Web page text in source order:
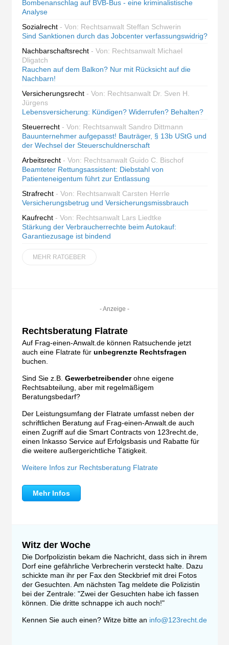
Bombenanschlag auf BVB-Bus - eine kriminalistische
Analyse
Sozialrecht - Von: Rechtsanwalt Steffan Schwerin
Sind Sanktionen durch das Jobcenter verfassungswidrig?
Nachbarschaftsrecht - Von: Rechtsanwalt Michael
Dligatch
Rauchen auf dem Balkon? Nur mit Rücksicht auf die
Nachbarn!
Versicherungsrecht - Von: Rechtsanwalt Dr. Sven H.
Jürgens
Lebensversicherung: Kündigen? Widerrufen? Behalten?
Steuerrecht - Von: Rechtsanwalt Sandro Dittmann
Bauunternehmer aufgepasst! Bauträger, § 13b UStG und
der Wechsel der Steuerschuldnerschaft
Arbeitsrecht - Von: Rechtsanwalt Guido C. Bischof
Beamteter Rettungsassistent: Diebstahl von
Patienteneigentum führt zur Entlassung
Strafrecht - Von: Rechtsanwalt Carsten Herrle
Versicherungsbetrug und Versicherungsmissbrauch
Kaufrecht - Von: Rechtsanwalt Lars Liedtke
Stärkung der Verbraucherrechte beim Autokauf:
Garantiezusage ist bindend
MEHR RATGEBER
- Anzeige -
Rechtsberatung Flatrate
Auf Frag-einen-Anwalt.de können Ratsuchende jetzt
auch eine Flatrate für unbegrenzte Rechtsfragen
buchen.
Sind Sie z.B. Gewerbetreibenderohne eigene
Rechtsabteilung, aber mit regelmäßigem
Beratungsbedarf?
Der Leistungsumfang der Flatrate umfasst neben der
schriftlichen Beratung auf Frag-einen-Anwalt.de auch
einen Zugriff auf die Smart Contracts von 123recht.de,
einen Inkasso Service auf Erfolgsbasis und Rabatte für
die weitere außergerichtliche Tätigkeit.
Weitere Infos zur Rechtsberatung Flatrate
Mehr Infos
Witz der Woche
Die Dorfpolizistin bekam die Nachricht, dass sich in ihrem
Dorf eine gefährliche Verbrecherin versteckt halte. Dazu
schickte man ihr per Fax den Steckbrief mit drei Fotos
der Gesuchten. Am nächsten Tag meldete die Polizistin
bei der Zentrale: "Zwei der Gesuchten habe ich fassen
können. Die dritte schnappe ich auch noch!"
Kennen Sie auch einen? Witze bitte an info@123recht.de